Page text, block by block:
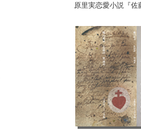
原里実恋愛小説『佐